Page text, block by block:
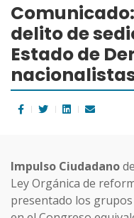
delito de
Estado de
Impulso Ciudadano
Ley Orgánica de
presentado los grupos